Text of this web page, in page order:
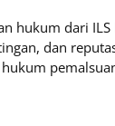
hukum dari
dan